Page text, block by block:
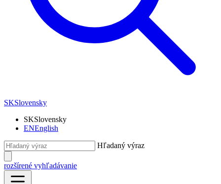
SKSlovensky
SKSlovensky
ENEnglish
Hľadaný výraz
rozšírené vyhľadávanie